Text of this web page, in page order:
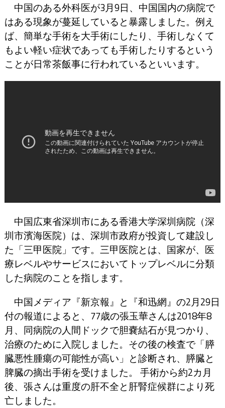
中国のある外科医が3月9日、中国国内の病院で
はある現象が蔓延していると暴露しました。例え
ば、簡単な手術を大手術にしたり、手術しなくて
もよい軽い症状であっても手術したりするという
ことが日常茶飯事に行われているといいます。
中国広東省深圳市にある香港大学深圳病院（深
圳市濱海医院）は、深圳市政府が投資して建設し
た「三甲医院」です。三甲医院とは、国家が、医
療レベルやサービスにおいてトップレベルに分類
した病院のことを指します。
中国メディア『新京報』と『和迅網』の2月29日
付の報道によると、77歳の張玉華さんは2018年8
月、同病院の人間ドックで胆嚢結石が見つかり、
治療のために入院しました。その後の検査で「膵
臓悪性腫瘍の可能性が高い」と診断され、膵臓と
脾臓の摘出手術を受けました。 手術から約2カ月
後、張さんは重度の肝不全と肝腎症候群により死
亡しました。